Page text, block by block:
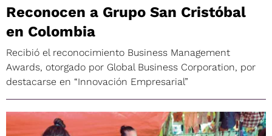
Reconocen a Grupo San Cristóbal
en Colombia
Recibió el reconocimiento Business Management
Awards, otorgado por Global Business Corporation, por
destacarse en “Innovación Empresarial”